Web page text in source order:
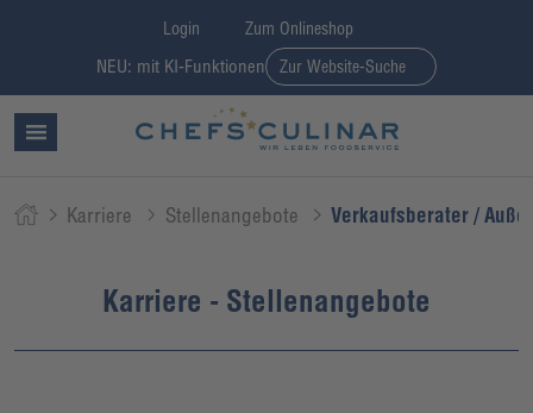
Login Zum Onlineshop
NEU: mit KI-Funktionen Zur Website-Suche
Karriere Stellenangebote Verkaufsberater /
Karriere - Stellenangebote